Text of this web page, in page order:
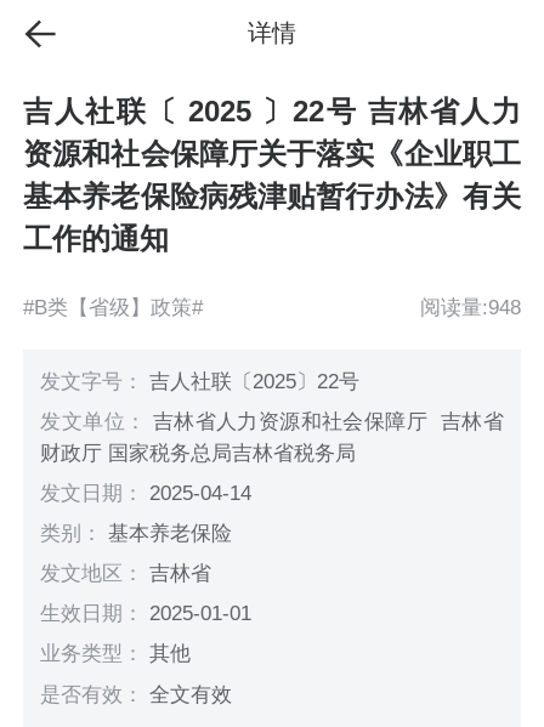
详情
吉人社联〔 2025 〕22号 吉林省人力
资源和社会保障厅关于落实《企业职工
基本养老保险病残津贴暂行办法》有关
工作的通知
#B类【省级】政策# 阅读量:948
发文字号：吉人社联〔2025〕22号
发文单位： 吉林省人力资源和社会保障厅 吉林省
财政厅 国家税务总局吉林省税务局
发文日期： 2025-04-14
类别：基本养老保险
发文地区：吉林省
生效日期： 2025-01-01
业务类型：其他
是否有效：全文有效